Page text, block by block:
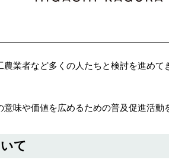
農業者など多くの人たちと検討を進め
味や価値を広めるための普及促進活動
て